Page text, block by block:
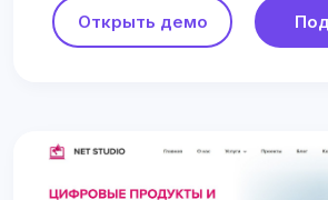
Открыть демо